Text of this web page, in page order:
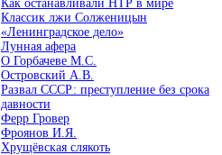
Как останавливали НТР в мире
Классик лжи Солженицын
«Ленинградское дело»
Лунная афера
О Горбачеве М.С.
Островский А.В.
Развал СССР: преступление без срока
давности
Ферр Гровер
Фроянов И.Я.
Хрущёвская слякоть